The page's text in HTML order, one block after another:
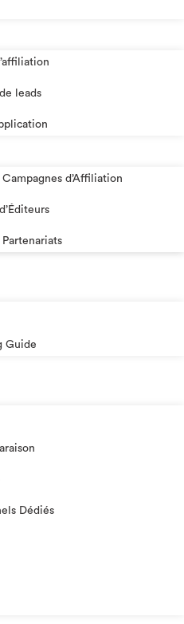
leads
d’Affiliation​
Guide
Dédiés